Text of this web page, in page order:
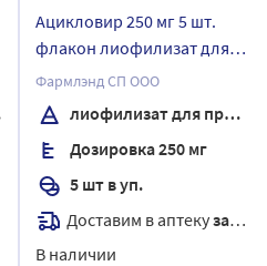
Ацикловир 250 мг 5 шт.
флакон лиофилизат для
приготовления раствора
для инфузий
Фармлэнд СП ООО
лиофилизат для приготовления раствора для инфузий
Дозировка 250 мг
5 шт в уп.
Доставим в аптекузавтра
В наличии